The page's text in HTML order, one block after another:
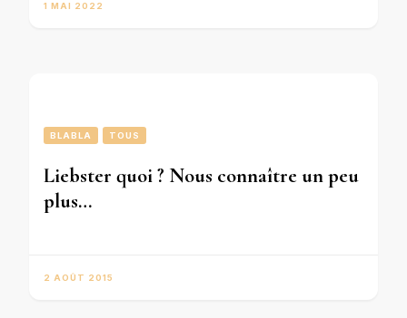
1 MAI 2022
BLABLA TOUS
Liebster quoi ? Nous connaître un peu
plus…
2 AOÛT 2015